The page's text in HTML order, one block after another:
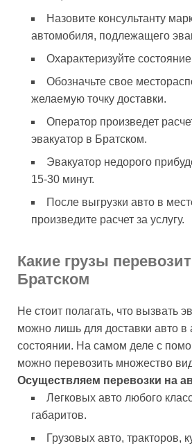
Назовите консультанту
автомобиля, подлежащего
Охарактеризуйте
Обозначьте свое
желаемую точку доставки.
Оператор произведет
эвакуатор в Братском.
Эвакуатор недорого
15-30 минут.
После выгрузки авто в
произведите расчет за услугу.
Какие грузы
Братском
Не стоит полагать, что вызвать
можно лишь для доставки авто в
состоянии. На самом деле с
можно перевозить множество
Осуществляем перевозки на
Легковых авто любого
габаритов.
Грузовых авто, тракторов,